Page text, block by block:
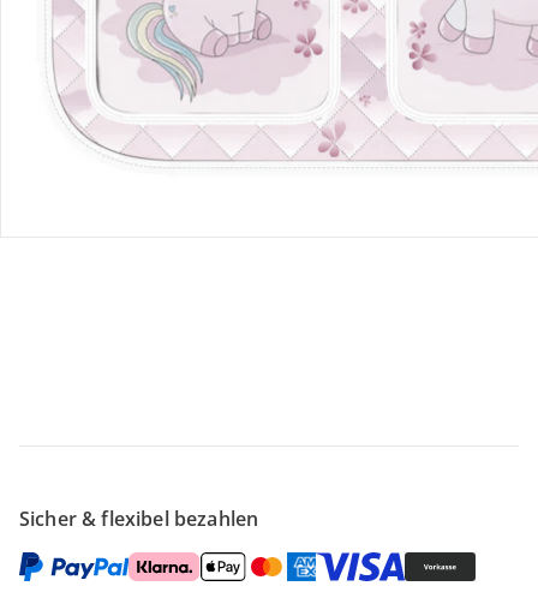
Retoure & Reklamation
Gutscheine & Aktionen
Sicher & flexibel bezahlen